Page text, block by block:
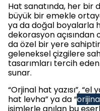
Hat sanatında, her bir
büyük bir emekle
ya da doğal boyalarla
dekorasyon
da özel bir yere
geleneksel çizgilere
tasarımları tercih
sunar.
“Orjinal hat yazısı”, “el
hat levha” ya da “